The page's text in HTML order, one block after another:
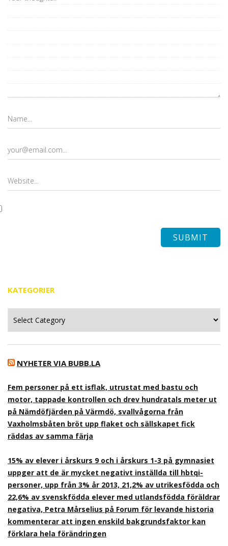
KATEGORIER
NYHETER VIA BUBB.LA
Fem personer på ett isflak, utrustat med bastu och
motor, tappade kontrollen och drev hundratals meter ut
på Nämdöfjärden på Värmdö, svallvågorna från
Vaxholmsbåten bröt upp flaket och sällskapet fick
räddas av samma färja
15% av elever i årskurs 9 och i årskurs 1-3 på gymnasiet
uppger att de är mycket negativt inställda till hbtqi-
personer, upp från 3% år 2013, 21,2% av utrikesfödda och
22,6% av svenskfödda elever med utlandsfödda föräldrar
negativa, Petra Mårselius på Forum för levande historia
kommenterar att ingen enskild bakgrundsfaktor kan
förklara hela förändringen